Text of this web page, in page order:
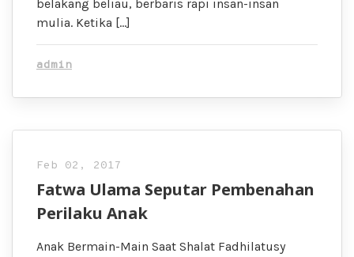
belakang beliau, berbaris rapi insan-insan
mulia. Ketika […]
admin
Feb 02, 2017
Fatwa Ulama Seputar Pembenahan
Perilaku Anak
Anak Bermain-Main Saat Shalat Fadhilatusy